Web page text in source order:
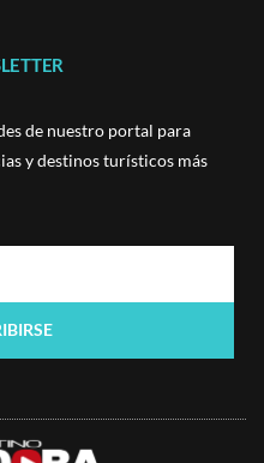
de nuestro portal para
y destinos turísticos más